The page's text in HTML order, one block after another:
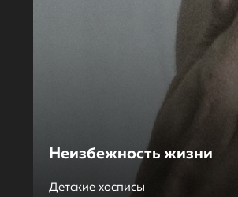
Неизбежность жизни
Детские хосписы